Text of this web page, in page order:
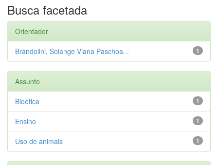
Busca facetada
Orientador
1
Brandolini, Solange Viana Paschoa...
Assunto
1
Bioética
1
Ensino
1
Uso de animais